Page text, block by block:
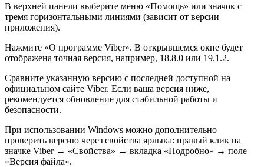
В верхней панели выберите меню «Помощь» или значок с
тремя горизонтальными линиями (зависит от версии
приложения).
Нажмите «О программе Viber». В открывшемся окне будет
отображена точная версия, например, 18.8.0 или 19.1.2.
Сравните указанную версию с последней доступной на
официальном сайте Viber. Если ваша версия ниже,
рекомендуется обновление для стабильной работы и
безопасности.
При использовании Windows можно дополнительно
проверить версию через свойства ярлыка: правый клик на
значке Viber → «Свойства» → вкладка «Подробно» → поле
«Версия файла».